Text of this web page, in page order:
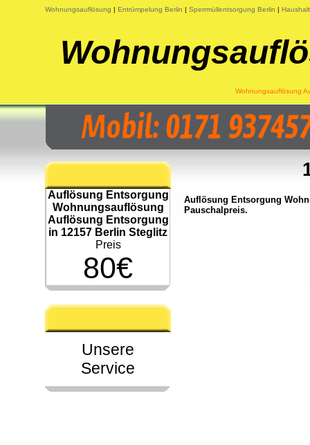
Wohnungsauflösung | Entrümpelung Berlin | Sperrmüllentsorgung Berlin |
Wohnungsauflösung
Auflösung Entsorgung
Wohnungsauflösung
Auflösung Entsorgung
in 12157 Berlin Steglitz
Preis
80€
Unsere
Service
Auflösung Entsorgung
Pauschalpreis.